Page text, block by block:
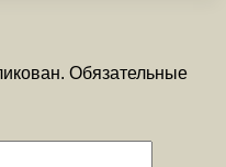
Обязательные